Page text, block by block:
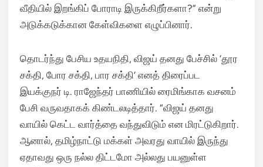
வீதியில் இறங்கிப் போராடி இருக்கிறீர்களா?” என்று
அடுக்கடுக்கான கேள்விகளை எழுப்பினார்.
தொடர்ந்து பேசிய உதயநிதி, விஜய் தனது பேச்சில் ‘தூர
சக்தி, போர சக்தி, பார சக்தி’ எனத் திரைப்பட
இயக்குநர் டி. ராஜேந்தர் பாணியில் ரைமிங்காக வசனம்
பேசி வருவதாகக் கிண்டலடித்தார். “விஜய் தனது
வாயில் கெட்ட வார்த்தை வந்துவிடும் என மிரட்டுகிறார்.
ஆனால், தமிழ்நாட்டு மக்கள் அவரது வாயில் இருந்து
ஏதாவது ஒரு நல்ல திட்டமோ அல்லது பயனுள்ள